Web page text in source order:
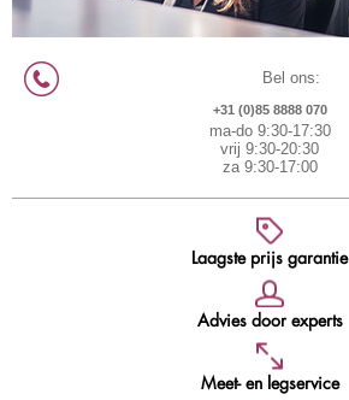
Bel ons:
+31 (0)85 8888 070
ma-do 9:30-17:30
vrij 9:30-20:30
za 9:30-17:00
Laagste prijs garantie
Advies door experts
Meet- en legservice